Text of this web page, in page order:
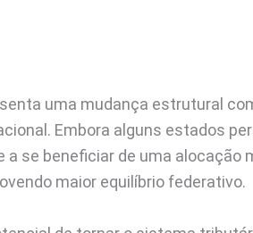
uma mudança estrutural
Embora alguns estados
a se beneficiar de uma
maior equilíbrio federativo.